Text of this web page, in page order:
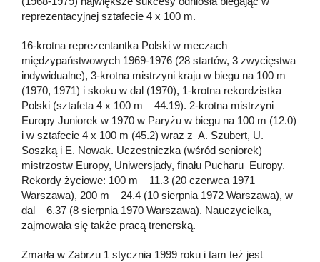
reprezentacyjnej sztafecie 4 x 100 m.
16-krotna reprezentantka Polski w meczach
międzypaństwowych 1969-1976 (28 startów, 3 zwycięstwa
indywidualne), 3-krotna mistrzyni kraju w biegu na 100 m
(1970, 1971) i skoku w dal (1970), 1-krotna rekordzistka
Polski (sztafeta 4 x 100 m – 44.19). 2-krotna mistrzyni
Europy Juniorek w 1970 w Paryżu w biegu na 100 m (12.0)
i w sztafecie 4 x 100 m (45.2) wraz z A. Szubert, U.
Soszką i E. Nowak. Uczestniczka (wśród seniorek)
mistrzostw Europy, Uniwersjady, finału Pucharu Europy.
Rekordy życiowe: 100 m – 11.3 (20 czerwca 1971
Warszawa), 200 m – 24.4 (10 sierpnia 1972 Warszawa), w
dal – 6.37 (8 sierpnia 1970 Warszawa). Nauczycielka,
zajmowała się także pracą trenerską.
Zmarła w Zabrzu 1 stycznia 1999 roku i tam też jest